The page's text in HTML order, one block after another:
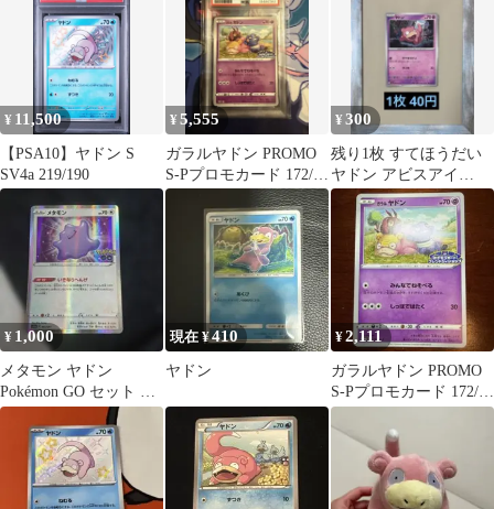
¥ 11,500
【PSA10】ヤドン S
SV4a 219/190
¥5,555
ガラルヤドン PROMO
S-Pプロモカード 172/S-
P PSA5
¥300
残り1枚 すてほうだい
ヤドン アビスアイ
028/081
¥ 1,000
メタモン ヤドン
Pokémon GO セット ポ
ケモンカード
現在 ¥410
ヤドン
¥2,111
ガラルヤドン PROMO
S-Pプロモカード 172/S-
P